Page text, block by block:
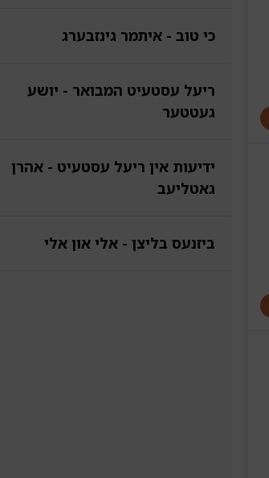
כי טוב - איתמר גינזבערג
ריעל עסטעיט המבואר - יושע
געטטער
ידיעות אין ריעל עסטעיט - אהרן
גאטליעב
ביזנעס בליצן - אלי און אלי